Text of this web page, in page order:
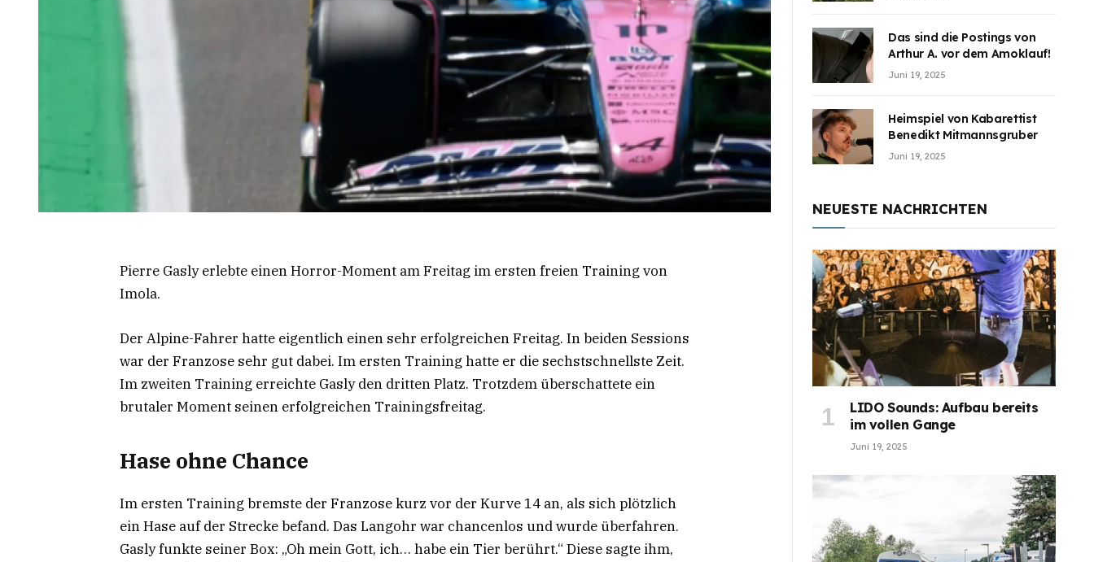
Pierre Gasly erlebte einen Horror-Moment am Freitag im ersten freien Training von
Imola.
Der Alpine-Fahrer hatte eigentlich einen sehr erfolgreichen Freitag. In beiden Sessions
war der Franzose sehr gut dabei. Im ersten Training hatte er die sechstschnellste Zeit.
Im zweiten Training erreichte Gasly den dritten Platz. Trotzdem überschattete ein
brutaler Moment seinen erfolgreichen Trainingsfreitag.
Hase ohne Chance
Im ersten Training bremste der Franzose kurz vor der Kurve 14 an, als sich plötzlich
ein Hase auf der Strecke befand. Das Langohr war chancenlos und wurde überfahren.
Gasly funkte seiner Box: „Oh mein Gott, ich… habe ein Tier berührt.“ Diese sagte ihm,
Das sind die Postings von
Arthur A. vor dem Amoklauf!
Juni 19, 2025
Heimspiel von Kabarettist
Benedikt Mitmannsgruber
Juni 19, 2025
NEUESTE NACHRICHTEN
LIDO Sounds: Aufbau bereits
im vollen Gange
Juni 19, 2025